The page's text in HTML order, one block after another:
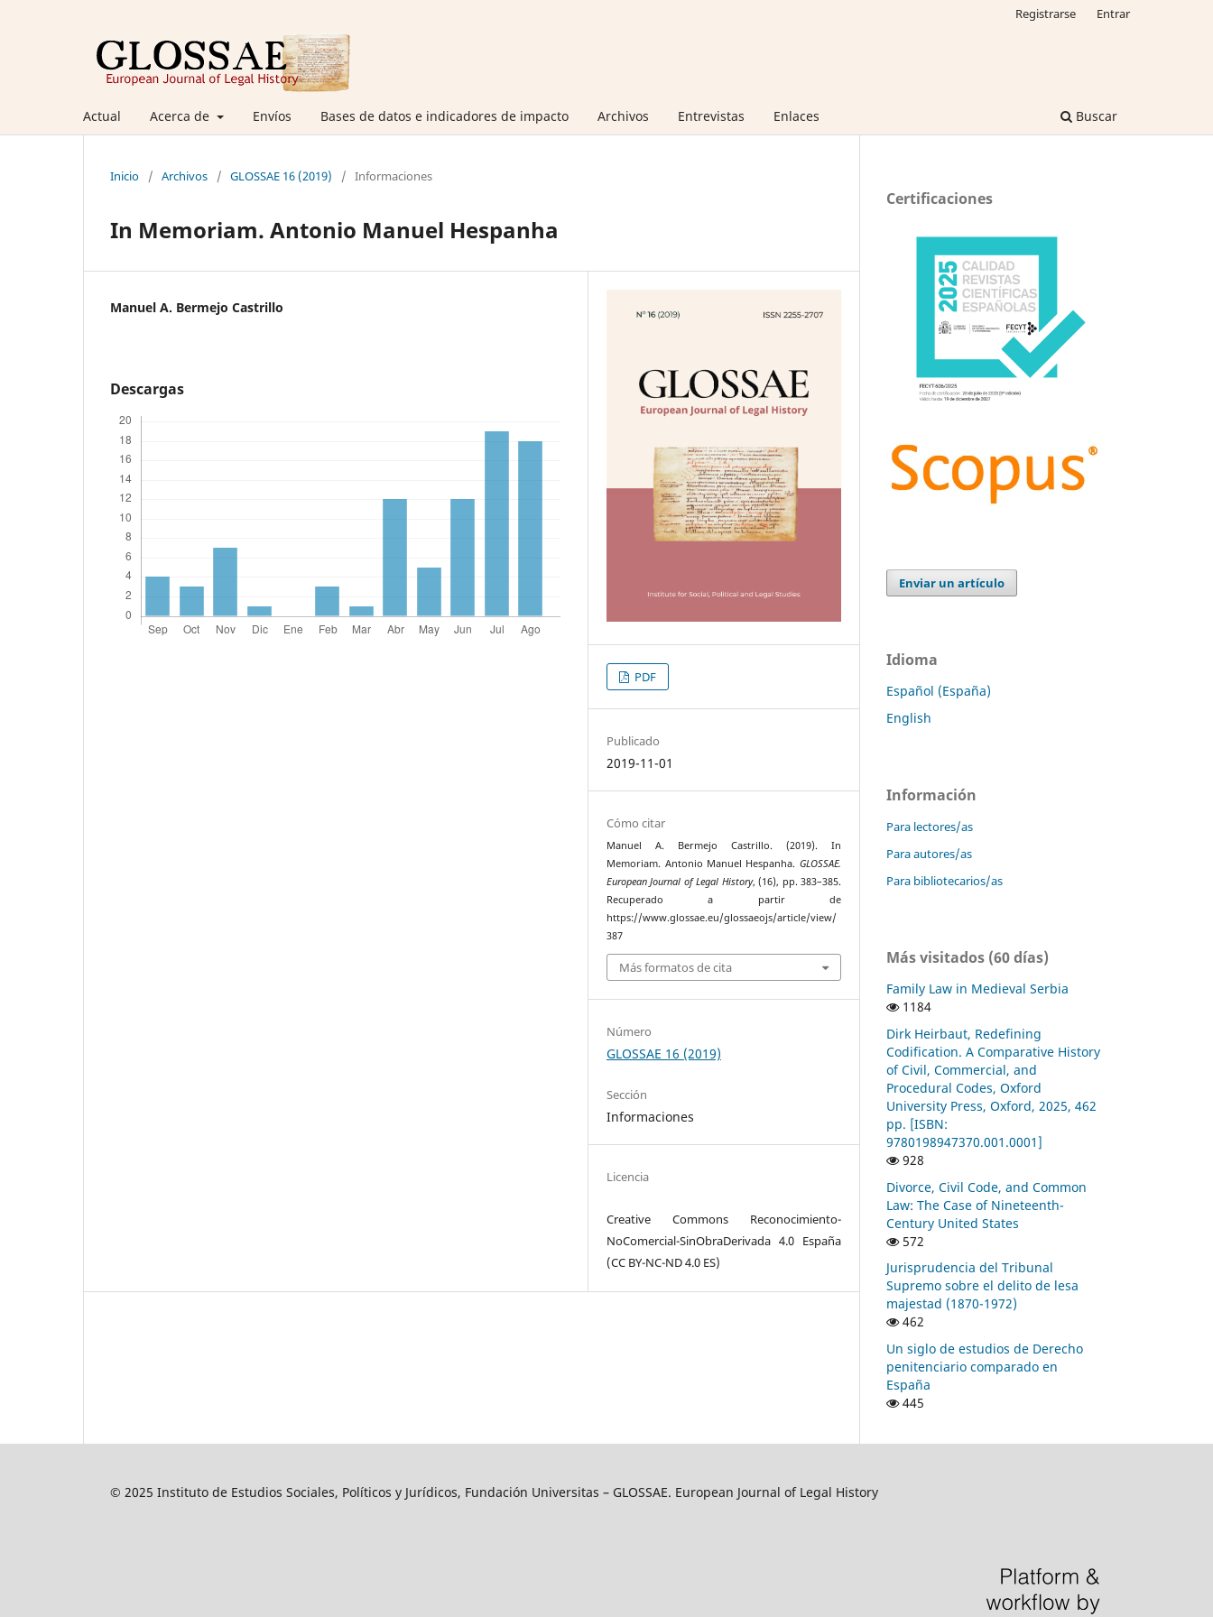
Actual Acerca de Envíos Bases de datos e indicadores de impacto Archivos Entrevistas Enlaces Buscar
Registrarse Entrar
Inicio / Archivos / GLOSSAE 16 (2019) / Informaciones
In Memoriam. Antonio Manuel Hespanha
Manuel A. Bermejo Castrillo
Descargas
PDF
Publicado
2019-11-01
Cómo citar
Manuel A. Bermejo Castrillo. (2019). In
Memoriam. Antonio Manuel Hespanha. GLOSSAE.
European Journal of Legal History, (16), pp. 383–385.
Recuperado a partir de
https://www.glossae.eu/glossaeojs/article/view/
387
Más formatos de cita
Número
GLOSSAE 16 (2019)
Sección
Informaciones
Licencia
Creative Commons Reconocimiento-
NoComercial-SinObraDerivada 4.0 España
(CC BY-NC-ND 4.0 ES)
Certificaciones
Enviar un artículo
Idioma
Español (España)
English
Información
Para lectores/as
Para autores/as
Para bibliotecarios/as
Más visitados (60 días)
Family Law in Medieval Serbia
1184
Dirk Heirbaut, Redefining
Codification. A Comparative History
of Civil, Commercial, and
Procedural Codes, Oxford
University Press, Oxford, 2025, 462
pp. [ISBN:
9780198947370.001.0001]
928
Divorce, Civil Code, and Common
Law: The Case of Nineteenth-
Century United States
572
Jurisprudencia del Tribunal
Supremo sobre el delito de lesa
majestad (1870-1972)
462
Un siglo de estudios de Derecho
penitenciario comparado en
España
445
© 2025 Instituto de Estudios Sociales, Políticos y Jurídicos, Fundación Universitas – GLOSSAE. European Journal of Legal History